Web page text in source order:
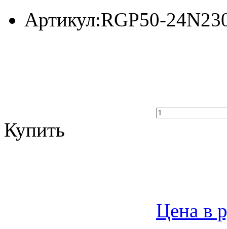
Артикул:RGP50-
Купить
Цена в